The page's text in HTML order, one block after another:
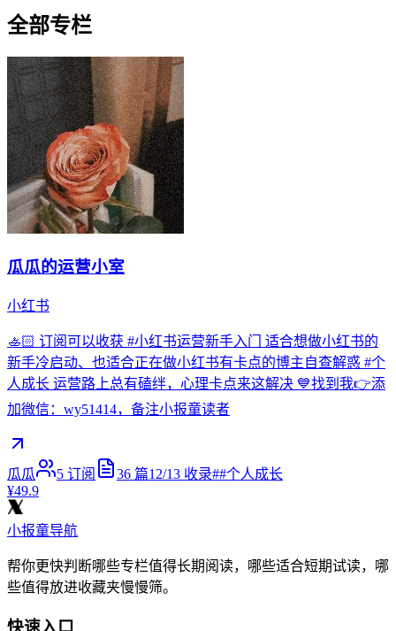
全部专栏
瓜瓜的运营小室
小红书
🚣🏻 订阅可以收获 #小红书运营新手入门 适合想做小红书的
新手冷启动、也适合正在做小红书有卡点的博主自查解惑 #个
人成长 运营路上总有磕绊，心理卡点来这解决 💙找到我👉添
加微信：wy51414，备注小报童读者
瓜瓜 5 订阅 36 篇12/13 收录##个人成长
¥49.9
小报童导航
帮你更快判断哪些专栏值得长期阅读，哪些适合短期试读，哪
些值得放进收藏夹慢慢筛。
快速入口